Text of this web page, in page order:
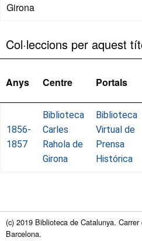
Girona
Col·leccions per aquest
Anys Centre Portals
1856-
1857
Biblioteca
Carles
Rahola de
Girona
Biblioteca
Virtual de
Prensa
Histórica
(c) 2019 Biblioteca de Catalunya.
Barcelona.